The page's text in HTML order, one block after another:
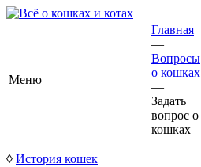
Меню
Главная
—
Вопросы
о кошках
—
Задать
вопрос о
кошках
◊ История кошек